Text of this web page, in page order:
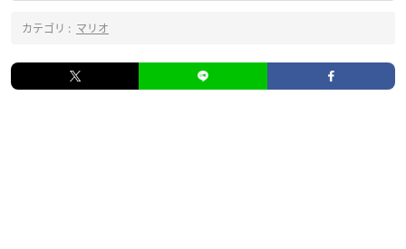
カテゴリ : マリオ